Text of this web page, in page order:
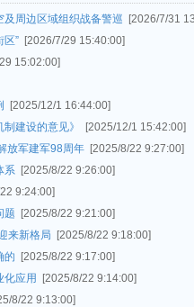
周边区域组织战备警巡
[2026/7/31
区” [2026/7/29 15:40:00]
15:02:00]
[2025/12/1 16:44:00]
建设的意见》
[2025/12/1 15:42:00]
放军建军98周年 [2025/8/22 9:27:00]
系 [2025/8/22 9:26:00]
9:24:00]
题
[2025/8/22 9:21:00]
来新格局
[2025/8/22 9:18:00]
的
[2025/8/22 9:17:00]
化应用
[2025/8/22 9:14:00]
8/22 9:13:00]